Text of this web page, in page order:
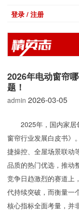
登录 / 注册
2026年电动窗帘
题！
admin 2026-03-05
2025年，国内家居
窗帘行业发展白皮书》
捷操控、全屋场景联动
品质的热门优选，推动
竞争日趋激烈的赛道上
代持续突破，而衡量一
核心指标全面考量，并